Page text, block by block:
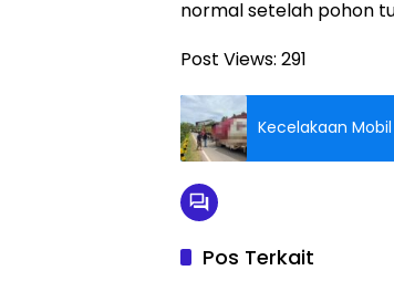
normal setelah pohon
Post Views: 291
Pos Terkait